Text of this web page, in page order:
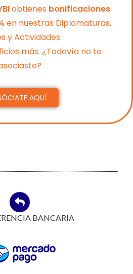
obtienes bonificaciones
en nuestras Diplomaturas,
y Actividades.
más. ¿Todavía no te
AQUÍ
BANCARIA